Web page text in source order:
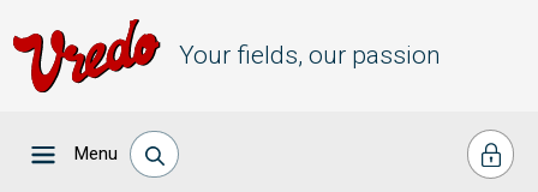
Your fields, our passion
Menu